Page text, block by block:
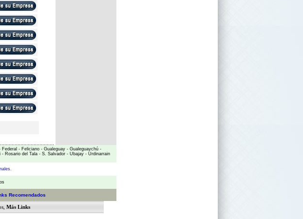
Federal - Feliciano - Gualeguay - Gualeguaychú -
- Rosario del Tala - S. Salvador - Ubajay - Urdinarrain
Recomendados
Más Links